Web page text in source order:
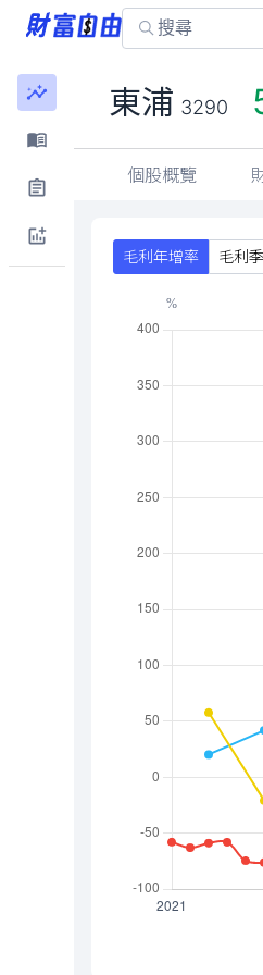
東浦 3290
個股概覽
毛利年增率 毛利